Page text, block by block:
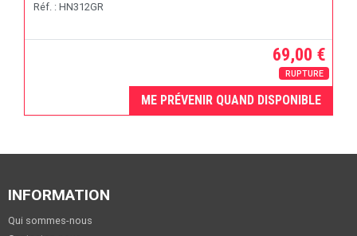
Réf. : HN312GR
69,00 €
RUPTURE
ME PRÉVENIR QUAND DISPONIBLE
INFORMATION
Qui sommes-nous